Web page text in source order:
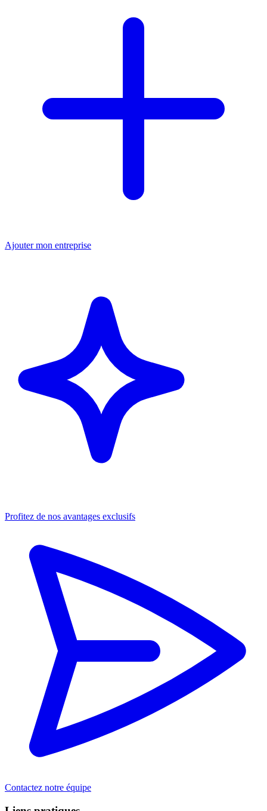
Ajouter mon entreprise
Profitez de nos avantages exclusifs
Contactez notre équipe